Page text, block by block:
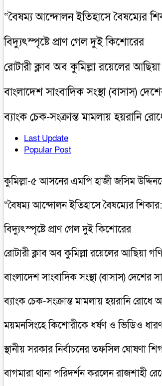
“বৈষম্য আন্দোলন ইতিহাসে বৈষম্যের
বিদ্যুৎস্পৃষ্টে প্রাণ গেল দুই কিশোরের
রোটারী ক্লাব অব কুমিল্লা রয়েলের
বাংলাদেশ সাংবাদিক সংস্থা (বাসাস)
ব্যাংক চেক-সংক্রান্ত মামলায় হয়রানি
Last Update
Popular Post
কুমিল্লা-৫ আসনের এমপি হাজী জসিম
“বৈষম্য আন্দোলন ইতিহাসে বৈষম্যের
বিদ্যুৎস্পৃষ্টে প্রাণ গেল দুই কিশোরের
রোটারী ক্লাব অব কুমিল্লা রয়েলের আছিয়া
বাংলাদেশ সাংবাদিক সংস্থা (বাসাস) দেশের
ব্যাংক চেক-সংক্রান্ত মামলায় হয়রানি রোধে
ময়মনসিংহে কিশোরীকে ধর্ষণ ও ভিডিও ধারণ
স্থানীয় সরকার নির্বাচনের তফসিল ঘোষণা
বাগমারা থানা পরিদর্শন করলেন রাজশাহী